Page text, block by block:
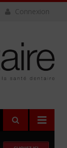
Connexion